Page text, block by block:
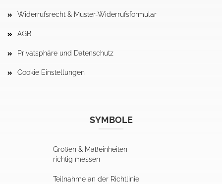
Widerrufsrecht & Muster-Widerrufsformular
AGB
Privatsphäre und Datenschutz
Cookie Einstellungen
SYMBOLE
Größen & Maßeinheiten
richtig messen
Teilnahme an der Richtlinie